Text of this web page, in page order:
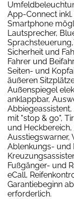
App-Connect
Smartphone
Lautsprecher,
Sicherheit und
Fahrer und
Seiten- und
äußeren
Außenspiegel
anklappbar,
mit "stop & go",
und
Ausstiegswarner,
Ablenkungs- und
Fußgänger- und
eCall,
Garantiebeginn
erforderlich.